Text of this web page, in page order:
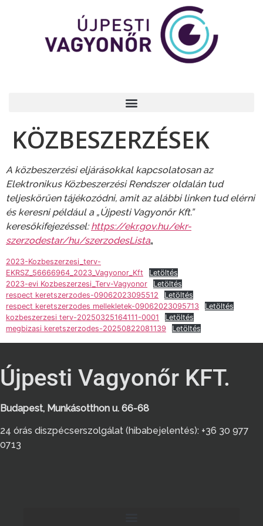
KÖZBESZERZÉSEK
A közbeszerzési eljárásokkal kapcsolatosan az
Elektronikus Közbeszerzési Rendszer oldalán tud
teljeskörűen tájékozódni, amit az alábbi linken tud elérni
és keresni például a „Újpesti Vagyonőr Kft.”
keresőkifejezéssel: https://ekr.gov.hu/ekr-
szerzodestar/hu/szerzodesLista„
2023-Kozbeszerzesi_terv-
EKRSZ_56666964_2023_Vagyonor_Kft
Letöltés
2023-evi Kozbeszerzesi_Terv-Vagyonor
Letöltés
respect keretszerzodes-09062023095512
Letöltés
respect keretszerzodes mellekletek-09062023095713
Letöltés
kozbeszerzesi terv-20250325164111-0001
Letöltés
megbizasi keretszerzodes-20250822081139
Letöltés
Újpesti Vagyonőr KFT.
Budapest, Munkásotthon u. 66-68
24 órás diszpécserszolgálat (hibabejelentés): +36 30 977
0713